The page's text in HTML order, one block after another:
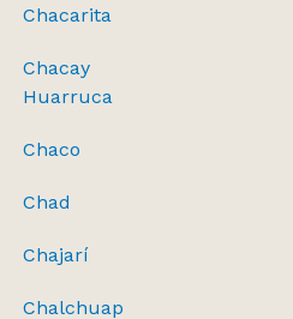
Chacarita
Chacay
Huarruca
Chaco
Chad
Chajarí
Chalchuap